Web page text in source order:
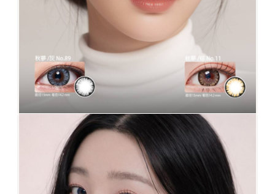
No.11棕 最大直徑+着色only4大眼睛女孩❤️
TOP2棕混血放大款2016~2025 BestSeller